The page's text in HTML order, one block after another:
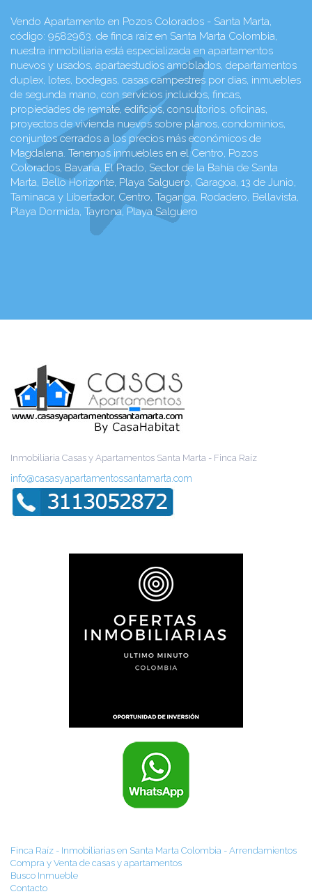
Vendo Apartamento en Pozos Colorados - Santa Marta,
código: 9582963. de finca raíz en Santa Marta Colombia,
nuestra inmobiliaria está especializada en apartamentos
nuevos y usados, apartaestudios amoblados, departamentos
duplex, lotes, bodegas, casas campestres por dias, inmuebles
de segunda mano, con servicios incluidos, fincas,
propiedades de remate, edificios, consultorios, oficinas,
proyectos de vivienda nuevos sobre planos, condominios,
conjuntos cerrados a los precios más económicos de
Magdalena. Tenemos inmuebles en el Centro, Pozos
Colorados, Bavaria, El Prado, Sector de la Bahía de Santa
Marta, Bello Horizonte, Playa Salguero, Garagoa, 13 de Junio,
Taminaca y Libertador, Centro, Taganga, Rodadero, Bellavista,
Playa Dormida, Tayrona, Playa Salguero
Inmobiliaria Casas y Apartamentos Santa Marta - Finca Raíz
info@casasyapartamentossantamarta.com
Finca Raíz - Inmobiliarias en Santa Marta Colombia - Arrendamientos
Compra y Venta de casas y apartamentos
Busco Inmueble
Contacto